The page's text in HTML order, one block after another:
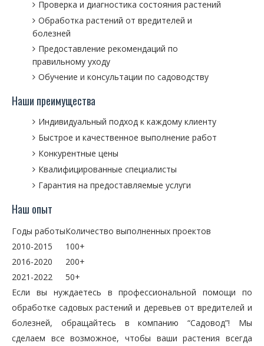
Проверка и диагностика состояния растений
Обработка растений от вредителей и
болезней
Предоставление рекомендаций по
правильному уходу
Обучение и консультации по садоводству
Наши преимущества
Индивидуальный подход к каждому клиенту
Быстрое и качественное выполнение работ
Конкурентные цены
Квалифицированные специалисты
Гарантия на предоставляемые услуги
Наш опыт
Годы работыКоличество выполненных проектов
2010-2015
100+
2016-2020
200+
2021-2022
50+
Если вы нуждаетесь в профессиональной помощи по
обработке садовых растений и деревьев от вредителей и
болезней, обращайтесь в компанию “Садовод”! Мы
сделаем все возможное, чтобы ваши растения всегда